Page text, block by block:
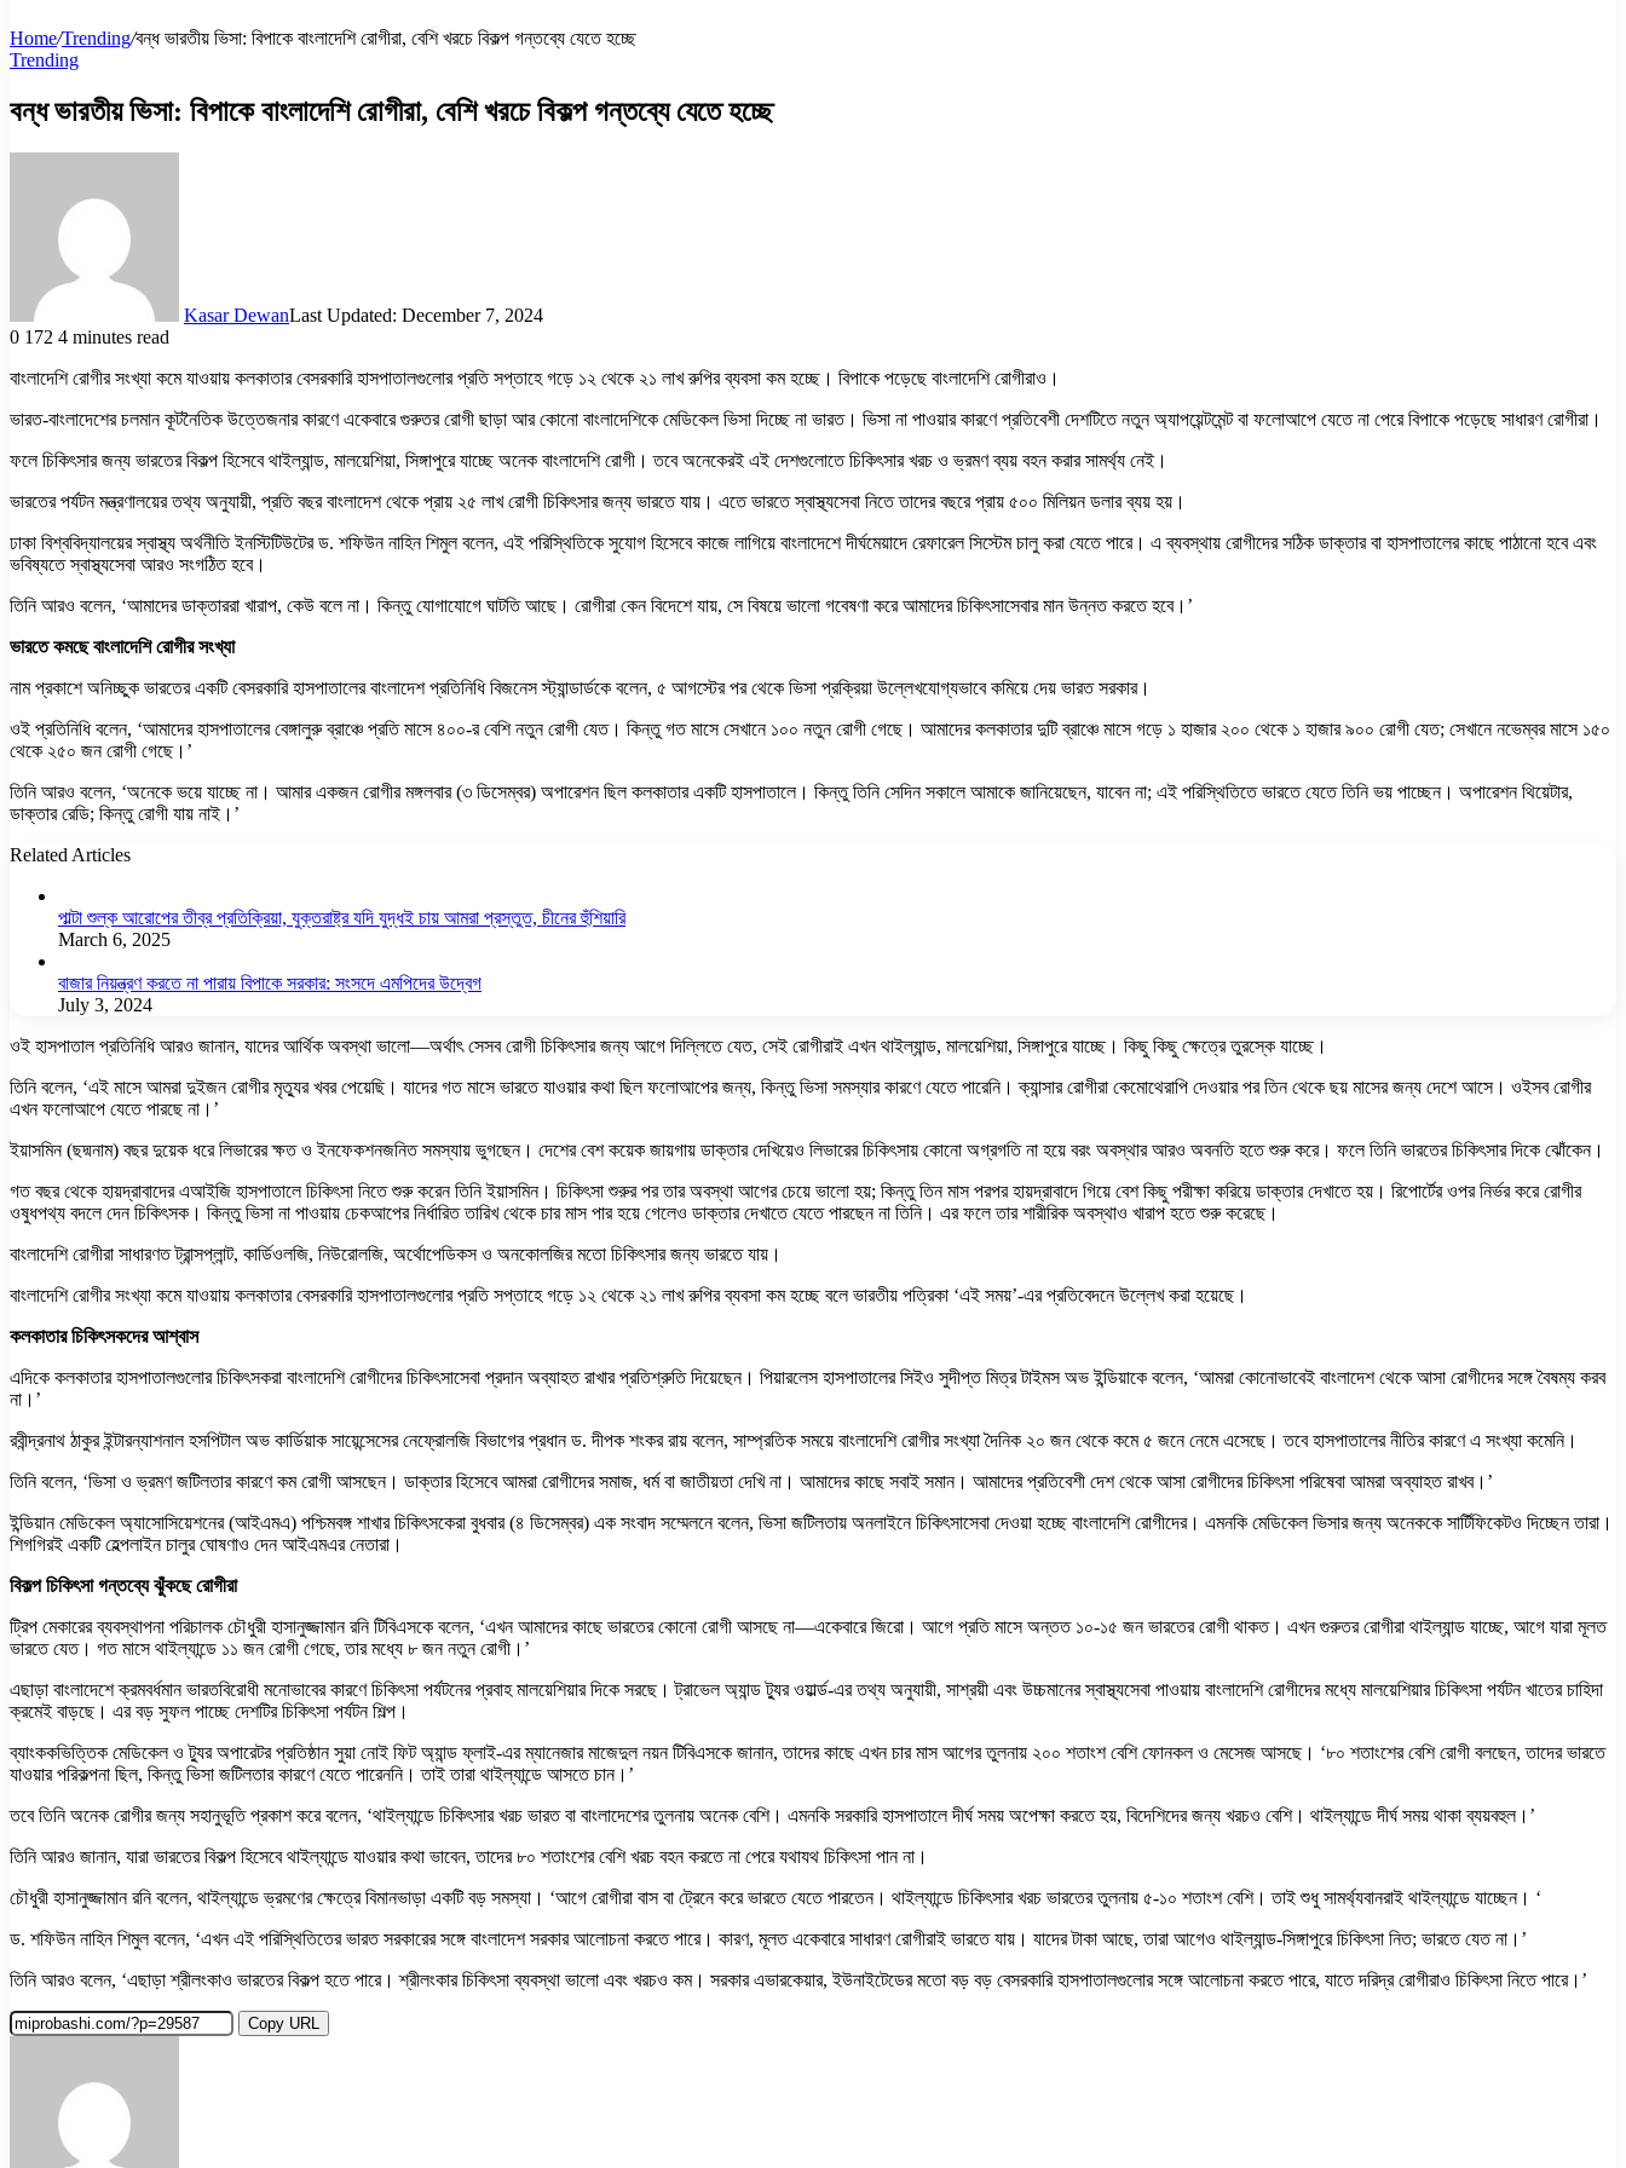
Home/Trending/বন্ধ ভারতীয় ভিসা: বিপাকে বাংলাদেশি রোগীরা, বেশি খরচে বিকল্প গন্তব্যে যেতে হচ্ছে
Trending
বন্ধ ভারতীয় ভিসা: বিপাকে বাংলাদেশি রোগীরা, বেশি খরচে বিকল্প গন্তব্যে যেতে হচ্ছে
Kasar DewanLast Updated: December 7, 2024
0 172 4 minutes read
বাংলাদেশি রোগীর সংখ্যা কমে যাওয়ায় কলকাতার বেসরকারি হাসপাতালগুলোর প্রতি সপ্তাহে গড়ে ১২ থেকে ২১ লাখ রুপির ব্যবসা কম হচ্ছে। বিপাকে পড়েছে বাংলাদেশি রোগীরাও।
ভারত-বাংলাদেশের চলমান কূটনৈতিক উত্তেজনার কারণে একেবারে গুরুতর রোগী ছাড়া আর কোনো বাংলাদেশিকে মেডিকেল ভিসা দিচ্ছে না ভারত। ভিসা না পাওয়ার কারণে প্রতিবেশী দেশটিতে নতুন অ্যাপয়েন্টমেন্ট বা ফলোআপে যেতে না পেরে বিপাকে পড়েছে সাধারণ রোগীরা।
ফলে চিকিৎসার জন্য ভারতের বিকল্প হিসেবে থাইল্যান্ড, মালয়েশিয়া, সিঙ্গাপুরে যাচ্ছে অনেক বাংলাদেশি রোগী। তবে অনেকেরই এই দেশগুলোতে চিকিৎসার খরচ ও ভ্রমণ ব্যয় বহন করার সামর্থ্য নেই।
ভারতের পর্যটন মন্ত্রণালয়ের তথ্য অনুযায়ী, প্রতি বছর বাংলাদেশ থেকে প্রায় ২৫ লাখ রোগী চিকিৎসার জন্য ভারতে যায়। এতে ভারতে স্বাস্থ্যসেবা নিতে তাদের বছরে প্রায় ৫০০ মিলিয়ন ডলার ব্যয় হয়।
ঢাকা বিশ্ববিদ্যালয়ের স্বাস্থ্য অর্থনীতি ইনস্টিটিউটের ড. শফিউন নাহিন শিমুল বলেন, এই পরিস্থিতিকে সুযোগ হিসেবে কাজে লাগিয়ে বাংলাদেশে দীর্ঘমেয়াদে রেফারেল সিস্টেম চালু করা যেতে পারে। এ ব্যবস্থায় রোগীদের সঠিক ডাক্তার বা হাসপাতালের কাছে পাঠানো হবে এবং
ভবিষ্যতে স্বাস্থ্যসেবা আরও সংগঠিত হবে।
তিনি আরও বলেন, ‘আমাদের ডাক্তাররা খারাপ, কেউ বলে না। কিন্তু যোগাযোগে ঘাটতি আছে। রোগীরা কেন বিদেশে যায়, সে বিষয়ে ভালো গবেষণা করে আমাদের চিকিৎসাসেবার মান উন্নত করতে হবে।’
ভারতে কমছে বাংলাদেশি রোগীর সংখ্যা
নাম প্রকাশে অনিচ্ছুক ভারতের একটি বেসরকারি হাসপাতালের বাংলাদেশ প্রতিনিধি বিজনেস স্ট্যান্ডার্ডকে বলেন, ৫ আগস্টের পর থেকে ভিসা প্রক্রিয়া উল্লেখযোগ্যভাবে কমিয়ে দেয় ভারত সরকার।
ওই প্রতিনিধি বলেন, ‘আমাদের হাসপাতালের বেঙ্গালুরু ব্রাঞ্চে প্রতি মাসে ৪০০-র বেশি নতুন রোগী যেত। কিন্তু গত মাসে সেখানে ১০০ নতুন রোগী গেছে। আমাদের কলকাতার দুটি ব্রাঞ্চে মাসে গড়ে ১ হাজার ২০০ থেকে ১ হাজার ৯০০ রোগী যেত; সেখানে নভেম্বর মাসে ১৫০
থেকে ২৫০ জন রোগী গেছে।’
তিনি আরও বলেন, ‘অনেকে ভয়ে যাচ্ছে না। আমার একজন রোগীর মঙ্গলবার (৩ ডিসেম্বর) অপারেশন ছিল কলকাতার একটি হাসপাতালে। কিন্তু তিনি সেদিন সকালে আমাকে জানিয়েছেন, যাবেন না; এই পরিস্থিতিতে ভারতে যেতে তিনি ভয় পাচ্ছেন। অপারেশন থিয়েটার,
ডাক্তার রেডি; কিন্তু রোগী যায় নাই।’
Related Articles
পাল্টা শুল্ক আরোপের তীব্র প্রতিক্রিয়া, যুক্তরাষ্ট্র যদি যুদ্ধই চায় আমরা প্রস্তুত, চীনের হুঁশিয়ারি
March 6, 2025
বাজার নিয়ন্ত্রণ করতে না পারায় বিপাকে সরকার: সংসদে এমপিদের উদ্বেগ
July 3, 2024
ওই হাসপাতাল প্রতিনিধি আরও জানান, যাদের আর্থিক অবস্থা ভালো—অর্থাৎ সেসব রোগী চিকিৎসার জন্য আগে দিল্লিতে যেত, সেই রোগীরাই এখন থাইল্যান্ড, মালয়েশিয়া, সিঙ্গাপুরে যাচ্ছে। কিছু কিছু ক্ষেত্রে তুরস্কে যাচ্ছে।
তিনি বলেন, ‘এই মাসে আমরা দুইজন রোগীর মৃত্যুর খবর পেয়েছি। যাদের গত মাসে ভারতে যাওয়ার কথা ছিল ফলোআপের জন্য, কিন্তু ভিসা সমস্যার কারণে যেতে পারেনি। ক্যান্সার রোগীরা কেমোথেরাপি দেওয়ার পর তিন থেকে ছয় মাসের জন্য দেশে আসে। ওইসব রোগীর
এখন ফলোআপে যেতে পারছে না।’
ইয়াসমিন (ছদ্মনাম) বছর দুয়েক ধরে লিভারের ক্ষত ও ইনফেকশনজনিত সমস্যায় ভুগছেন। দেশের বেশ কয়েক জায়গায় ডাক্তার দেখিয়েও লিভারের চিকিৎসায় কোনো অগ্রগতি না হয়ে বরং অবস্থার আরও অবনতি হতে শুরু করে। ফলে তিনি ভারতের চিকিৎসার দিকে ঝোঁকেন।
গত বছর থেকে হায়দ্রাবাদের এআইজি হাসপাতালে চিকিৎসা নিতে শুরু করেন তিনি ইয়াসমিন। চিকিৎসা শুরুর পর তার অবস্থা আগের চেয়ে ভালো হয়; কিন্তু তিন মাস পরপর হায়দ্রাবাদে গিয়ে বেশ কিছু পরীক্ষা করিয়ে ডাক্তার দেখাতে হয়। রিপোর্টের ওপর নির্ভর করে রোগীর
ওষুধপথ্য বদলে দেন চিকিৎসক। কিন্তু ভিসা না পাওয়ায় চেকআপের নির্ধারিত তারিখ থেকে চার মাস পার হয়ে গেলেও ডাক্তার দেখাতে যেতে পারছেন না তিনি। এর ফলে তার শারীরিক অবস্থাও খারাপ হতে শুরু করেছে।
বাংলাদেশি রোগীরা সাধারণত ট্রান্সপ্লান্ট, কার্ডিওলজি, নিউরোলজি, অর্থোপেডিকস ও অনকোলজির মতো চিকিৎসার জন্য ভারতে যায়।
বাংলাদেশি রোগীর সংখ্যা কমে যাওয়ায় কলকাতার বেসরকারি হাসপাতালগুলোর প্রতি সপ্তাহে গড়ে ১২ থেকে ২১ লাখ রুপির ব্যবসা কম হচ্ছে বলে ভারতীয় পত্রিকা ‘এই সময়’-এর প্রতিবেদনে উল্লেখ করা হয়েছে।
কলকাতার চিকিৎসকদের আশ্বাস
এদিকে কলকাতার হাসপাতালগুলোর চিকিৎসকরা বাংলাদেশি রোগীদের চিকিৎসাসেবা প্রদান অব্যাহত রাখার প্রতিশ্রুতি দিয়েছেন। পিয়ারলেস হাসপাতালের সিইও সুদীপ্ত মিত্র টাইমস অভ ইন্ডিয়াকে বলেন, ‘আমরা কোনোভাবেই বাংলাদেশ থেকে আসা রোগীদের সঙ্গে বৈষম্য করব
না।’
রবীন্দ্রনাথ ঠাকুর ইন্টারন্যাশনাল হসপিটাল অভ কার্ডিয়াক সায়েন্সেসের নেফ্রোলজি বিভাগের প্রধান ড. দীপক শংকর রায় বলেন, সাম্প্রতিক সময়ে বাংলাদেশি রোগীর সংখ্যা দৈনিক ২০ জন থেকে কমে ৫ জনে নেমে এসেছে। তবে হাসপাতালের নীতির কারণে এ সংখ্যা কমেনি।
তিনি বলেন, ‘ভিসা ও ভ্রমণ জটিলতার কারণে কম রোগী আসছেন। ডাক্তার হিসেবে আমরা রোগীদের সমাজ, ধর্ম বা জাতীয়তা দেখি না। আমাদের কাছে সবাই সমান। আমাদের প্রতিবেশী দেশ থেকে আসা রোগীদের চিকিৎসা পরিষেবা আমরা অব্যাহত রাখব।’
ইন্ডিয়ান মেডিকেল অ্যাসোসিয়েশনের (আইএমএ) পশ্চিমবঙ্গ শাখার চিকিৎসকেরা বুধবার (৪ ডিসেম্বর) এক সংবাদ সম্মেলনে বলেন, ভিসা জটিলতায় অনলাইনে চিকিৎসাসেবা দেওয়া হচ্ছে বাংলাদেশি রোগীদের। এমনকি মেডিকেল ভিসার জন্য অনেককে সার্টিফিকেটও দিচ্ছেন তারা।
শিগগিরই একটি হেল্পলাইন চালুর ঘোষণাও দেন আইএমএর নেতারা।
বিকল্প চিকিৎসা গন্তব্যে ঝুঁকছে রোগীরা
ট্রিপ মেকারের ব্যবস্থাপনা পরিচালক চৌধুরী হাসানুজ্জামান রনি টিবিএসকে বলেন, ‘এখন আমাদের কাছে ভারতের কোনো রোগী আসছে না—একেবারে জিরো। আগে প্রতি মাসে অন্তত ১০-১৫ জন ভারতের রোগী থাকত। এখন গুরুতর রোগীরা থাইল্যান্ড যাচ্ছে, আগে যারা মূলত
ভারতে যেত। গত মাসে থাইল্যান্ডে ১১ জন রোগী গেছে, তার মধ্যে ৮ জন নতুন রোগী।’
এছাড়া বাংলাদেশে ক্রমবর্ধমান ভারতবিরোধী মনোভাবের কারণে চিকিৎসা পর্যটনের প্রবাহ মালয়েশিয়ার দিকে সরছে। ট্রাভেল অ্যান্ড ট্যুর ওয়ার্ল্ড-এর তথ্য অনুযায়ী, সাশ্রয়ী এবং উচ্চমানের স্বাস্থ্যসেবা পাওয়ায় বাংলাদেশি রোগীদের মধ্যে মালয়েশিয়ার চিকিৎসা পর্যটন খাতের চাহিদা
ক্রমেই বাড়ছে। এর বড় সুফল পাচ্ছে দেশটির চিকিৎসা পর্যটন শিল্প।
ব্যাংককভিত্তিক মেডিকেল ও ট্যুর অপারেটর প্রতিষ্ঠান সুয়া নোই ফিট অ্যান্ড ফ্লাই-এর ম্যানেজার মাজেদুল নয়ন টিবিএসকে জানান, তাদের কাছে এখন চার মাস আগের তুলনায় ২০০ শতাংশ বেশি ফোনকল ও মেসেজ আসছে। ‘৮০ শতাংশের বেশি রোগী বলছেন, তাদের ভারতে
যাওয়ার পরিকল্পনা ছিল, কিন্তু ভিসা জটিলতার কারণে যেতে পারেননি। তাই তারা থাইল্যান্ডে আসতে চান।’
তবে তিনি অনেক রোগীর জন্য সহানুভূতি প্রকাশ করে বলেন, ‘থাইল্যান্ডে চিকিৎসার খরচ ভারত বা বাংলাদেশের তুলনায় অনেক বেশি। এমনকি সরকারি হাসপাতালে দীর্ঘ সময় অপেক্ষা করতে হয়, বিদেশিদের জন্য খরচও বেশি। থাইল্যান্ডে দীর্ঘ সময় থাকা ব্যয়বহুল।’
তিনি আরও জানান, যারা ভারতের বিকল্প হিসেবে থাইল্যান্ডে যাওয়ার কথা ভাবেন, তাদের ৮০ শতাংশের বেশি খরচ বহন করতে না পেরে যথাযথ চিকিৎসা পান না।
চৌধুরী হাসানুজ্জামান রনি বলেন, থাইল্যান্ডে ভ্রমণের ক্ষেত্রে বিমানভাড়া একটি বড় সমস্যা। ‘আগে রোগীরা বাস বা ট্রেনে করে ভারতে যেতে পারতেন। থাইল্যান্ডে চিকিৎসার খরচ ভারতের তুলনায় ৫-১০ শতাংশ বেশি। তাই শুধু সামর্থ্যবানরাই থাইল্যান্ডে যাচ্ছেন। ‘
ড. শফিউন নাহিন শিমুল বলেন, ‘এখন এই পরিস্থিতিতের ভারত সরকারের সঙ্গে বাংলাদেশ সরকার আলোচনা করতে পারে। কারণ, মূলত একেবারে সাধারণ রোগীরাই ভারতে যায়। যাদের টাকা আছে, তারা আগেও থাইল্যান্ড-সিঙ্গাপুরে চিকিৎসা নিত; ভারতে যেত না।’
তিনি আরও বলেন, ‘এছাড়া শ্রীলংকাও ভারতের বিকল্প হতে পারে। শ্রীলংকার চিকিৎসা ব্যবস্থা ভালো এবং খরচও কম। সরকার এভারকেয়ার, ইউনাইটেডের মতো বড় বড় বেসরকারি হাসপাতালগুলোর সঙ্গে আলোচনা করতে পারে, যাতে দরিদ্র রোগীরাও চিকিৎসা নিতে পারে।’
Copy URL